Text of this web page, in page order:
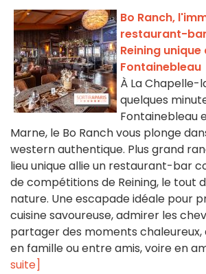
Bo Ranch,
restaurant-
Reining unique
Fontainebleau
À La Chapelle-
quelques
Fontainebleau
Marne, le Bo Ranch vous plonge
western authentique. Plus grand
lieu unique allie un restaurant-bar
de compétitions de Reining, le tout
nature. Une escapade idéale pour
cuisine savoureuse, admirer les
partager des moments chaleureux,
en famille ou entre amis, voire en
suite]